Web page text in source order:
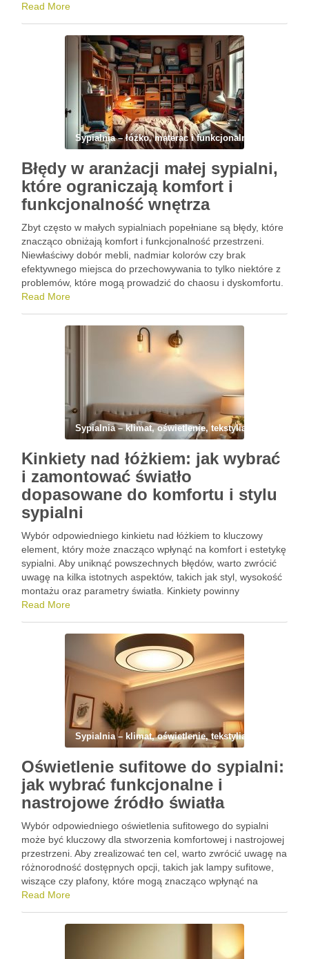
swobodne poruszanie się w ciemności. Odpowiednio
Read More
Sypialnia – łóżko, materac i funkcjonalny układ
Błędy w aranżacji małej sypialni,
które ograniczają komfort i
funkcjonalność wnętrza
Zbyt często w małych sypialniach popełniane są błędy, które
znacząco obniżają komfort i funkcjonalność przestrzeni.
Niewłaściwy dobór mebli, nadmiar kolorów czy brak
efektywnego miejsca do przechowywania to tylko niektóre z
problemów, które mogą prowadzić do chaosu i dyskomfortu.
Dbanie o odpowiednią aranżację jest kluczowe, aby stworzyć
Read More
Sypialnia – klimat, oświetlenie, tekstylia i wyciszenie
Kinkiety nad łóżkiem: jak wybrać
i zamontować światło
dopasowane do komfortu i stylu
sypialni
Wybór odpowiedniego kinkietu nad łóżkiem to kluczowy
element, który może znacząco wpłynąć na komfort i estetykę
sypialni. Aby uniknąć powszechnych błędów, warto zwrócić
uwagę na kilka istotnych aspektów, takich jak styl, wysokość
montażu oraz parametry światła. Kinkiety powinny
harmonizować z aranżacją wnętrza, a jednocześnie spełniać
Read More
Sypialnia – klimat, oświetlenie, tekstylia i wyciszenie
Oświetlenie sufitowe do sypialni:
jak wybrać funkcjonalne i
nastrojowe źródło światła
Wybór odpowiedniego oświetlenia sufitowego do sypialni
może być kluczowy dla stworzenia komfortowej i nastrojowej
przestrzeni. Aby zrealizować ten cel, warto zwrócić uwagę na
różnorodność dostępnych opcji, takich jak lampy sufitowe,
wiszące czy plafony, które mogą znacząco wpłynąć na
atmosferę w pomieszczeniu. Odpowiednio dobrane źródło
Read More